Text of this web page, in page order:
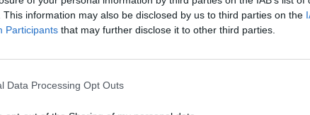
This information may also be disclosed by us to third parties on the
Participants that may further disclose it to other third parties.
Data Processing Opt Outs
az életmód és a tudomány eseményeiből válogatott
a természetestől a mesterséges intelligenciáig, a
film, színház, muzsika.